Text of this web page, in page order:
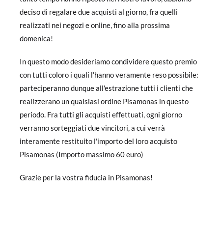
deciso di regalare due acquisti al giorno, fra quelli
realizzati nei negozi e online, fino alla prossima
domenica!
In questo modo desideriamo condividere questo premio
con tutti coloro i quali l'hanno veramente reso possibile:
parteciperanno dunque all'estrazione tutti i clienti che
realizzerano un qualsiasi ordine Pisamonas in questo
periodo. Fra tutti gli acquisti effettuati, ogni giorno
verranno sorteggiati due vincitori, a cui verrà
interamente restituito l'importo del loro acquisto
Pisamonas (Importo massimo 60 euro)
Grazie per la vostra fiducia in Pisamonas!